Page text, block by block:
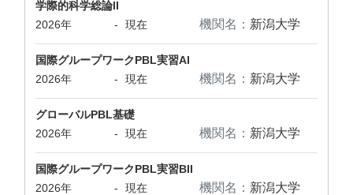
学際的科学総論II
2026年
- 現在 機関名： 新潟大学
国際グループワークPBL実習AI
2026年
- 現在 機関名： 新潟大学
グローバルPBL基礎
2026年
- 現在 機関名： 新潟大学
国際グループワークPBL実習BII
2026年
- 現在 機関名： 新潟大学